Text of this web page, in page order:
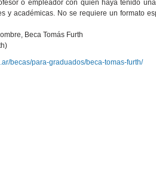
o empleador con quien haya tenido
y académicas. No se requiere un formato
Beca Tomás Furth
becas/para-graduados/beca-tomas-furth/